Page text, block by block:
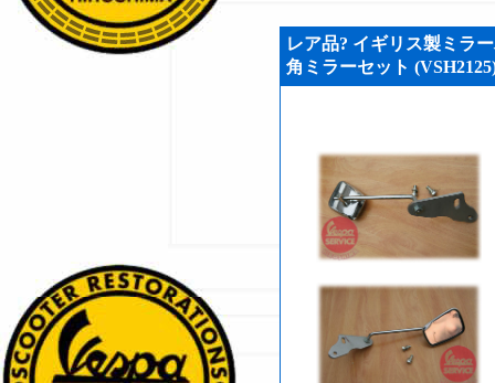
レア品? イギリス製ミラ
角ミラーセット